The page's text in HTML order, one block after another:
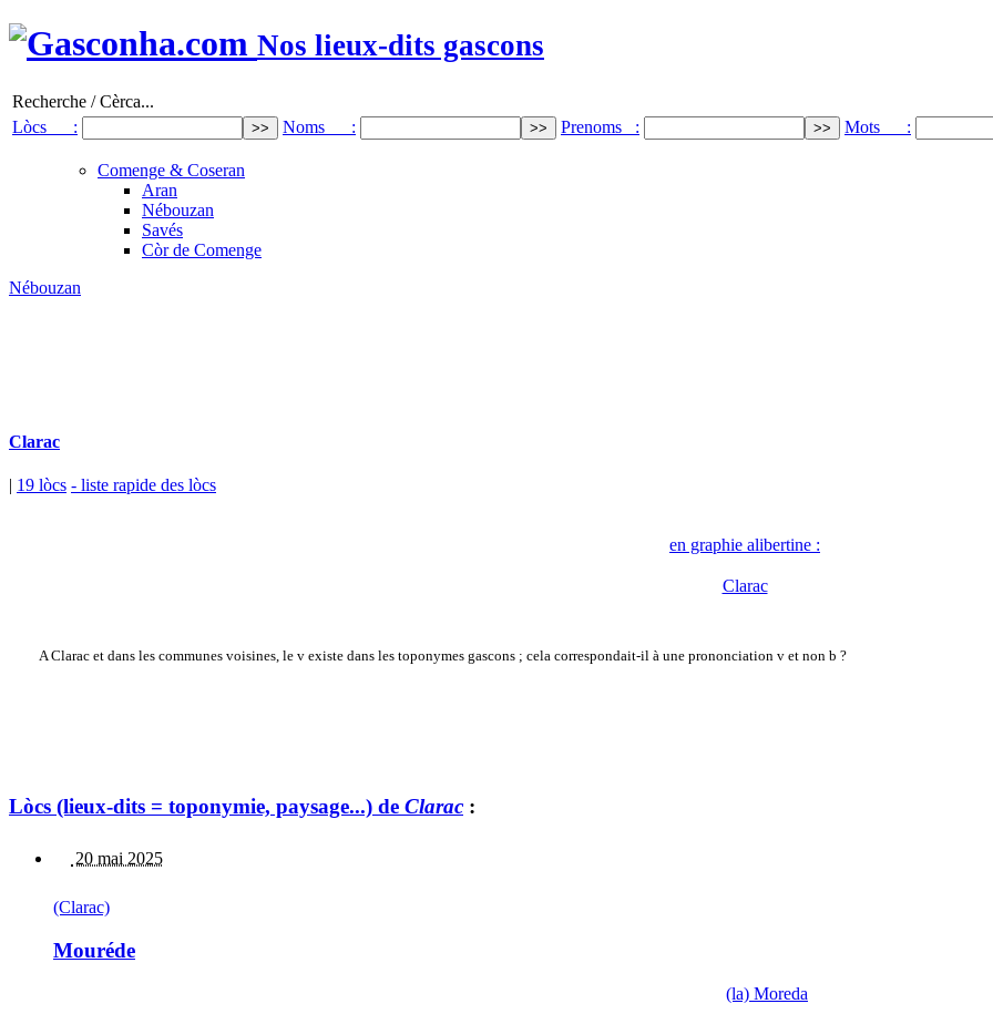
Nos lieux-dits gascons
Recherche / Cèrca...
Lòcs :
Noms : Prenoms : Mots :
Comenge & Coseran
Aran
Nébouzan
Savés
Còr de Comenge
Nébouzan
Clarac
| 19 lòcs - liste rapide des lòcs
en graphie alibertine :
Clarac
A Clarac et dans les communes voisines, le v existe dans les toponymes gascons ; cela correspondait-il à une prononciation v et non b ?
Lòcs (lieux-dits = toponymie, paysage...) de Clarac :
20 mai 2025
(Clarac)
Mouréde
(la) Moreda